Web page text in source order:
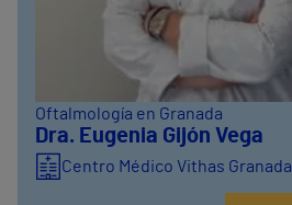
Oftalmología en Granada
Dra. Eugenia Gijón Vega
Centro Médico Vithas Granada